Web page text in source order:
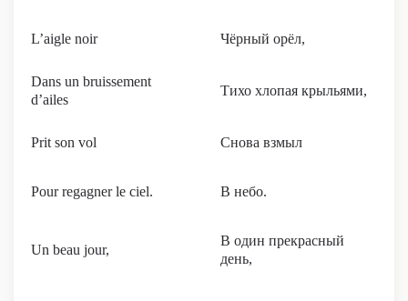
L’aigle noir Чёрный орёл,
Dans un bruissement
d’ailes
Тихо хлопая крыльями,
Prit son vol Снова взмыл
Pour regagner le ciel. В небо.
Un beau jour,
В один прекрасный
день,